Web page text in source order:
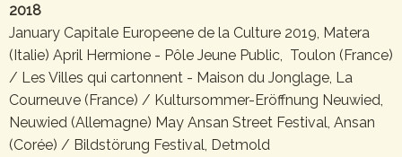
2018
January Capitale Europeene de la Culture 2019, Matera
(Italie) April Hermione - Pôle Jeune Public, Toulon (France)
/ Les Villes qui cartonnent - Maison du Jonglage, La
Courneuve (France) / Kultursommer-Eröffnung Neuwied,
Neuwied (Allemagne) May Ansan Street Festival, Ansan
(Corée) / Bildstörung Festival, Detmold